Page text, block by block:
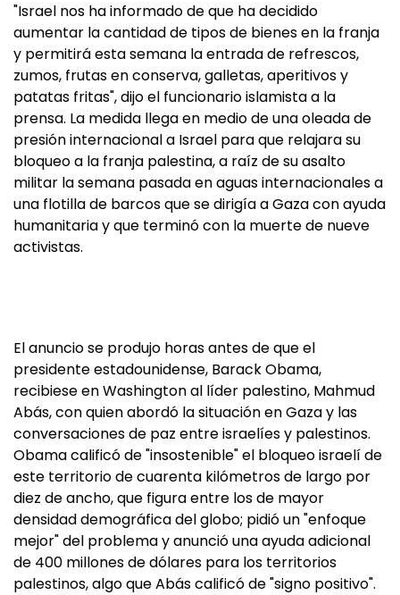
"Israel nos ha informado de que ha decidido
aumentar la cantidad de tipos de bienes en la franja
y permitirá esta semana la entrada de refrescos,
zumos, frutas en conserva, galletas, aperitivos y
patatas fritas", dijo el funcionario islamista a la
prensa. La medida llega en medio de una oleada de
presión internacional a Israel para que relajara su
bloqueo a la franja palestina, a raíz de su asalto
militar la semana pasada en aguas internacionales a
una flotilla de barcos que se dirigía a Gaza con ayuda
humanitaria y que terminó con la muerte de nueve
activistas.
El anuncio se produjo horas antes de que el
presidente estadounidense, Barack Obama,
recibiese en Washington al líder palestino, Mahmud
Abás, con quien abordó la situación en Gaza y las
conversaciones de paz entre israelíes y palestinos.
Obama calificó de "insostenible" el bloqueo israelí de
este territorio de cuarenta kilómetros de largo por
diez de ancho, que figura entre los de mayor
densidad demográfica del globo; pidió un "enfoque
mejor" del problema y anunció una ayuda adicional
de 400 millones de dólares para los territorios
palestinos, algo que Abás calificó de "signo positivo".